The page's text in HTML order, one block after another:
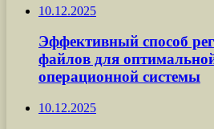
10.12.2025
Эффективный способ
файлов для
операционной системы
10.12.2025